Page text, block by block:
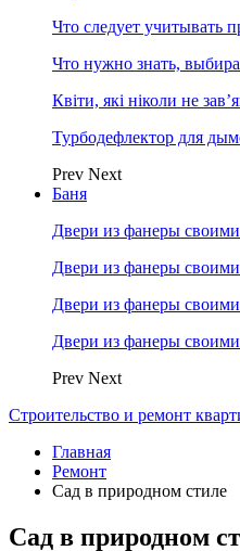
Что следует учитывать
Что нужно знать,
Квіти, які ніколи не
Турбодефлектор для
Prev Next
Баня
Двери из фанеры
Двери из фанеры
Двери из фанеры
Двери из фанеры
Prev Next
Строительство и ремонт
Главная
Ремонт
Сад в природном стиле
Сад в природном